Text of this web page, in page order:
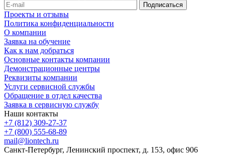
Проекты и отзывы
Политика конфиденциальности
О компании
Заявка на обучение
Как к нам добраться
Основные контакты компании
Демонстрационные центры
Реквизиты компании
Услуги сервисной службы
Обращение в отдел качества
Заявка в сервисную службу
Наши контакты
+7 (812) 309-27-37
+7 (800) 555-68-89
mail@liontech.ru
Санкт-Петербург, Ленинский проспект, д. 153, офис 906